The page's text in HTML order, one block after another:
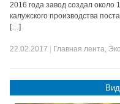
2016 года завод создал
калужского производства
[…]
22.02.2017 Главная лента,